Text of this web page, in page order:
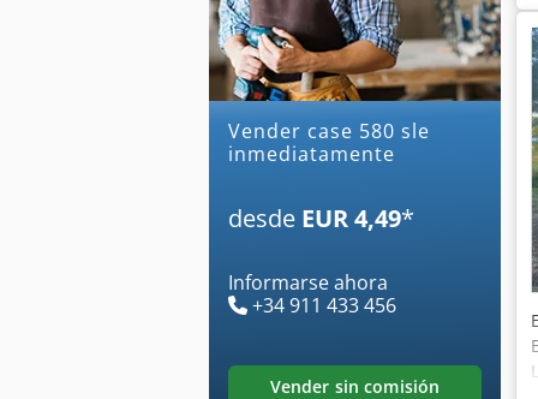
Vender case 580 sle
inmediatamente
desde EUR 4,49*
Informarse ahora
+34 911 433 456
vender sin comisión